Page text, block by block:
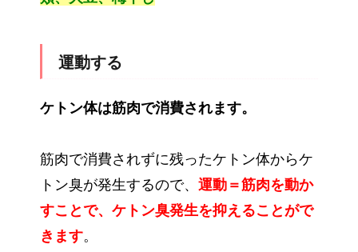
運動する
ケトン体は筋肉で消費されます。
筋肉で消費されずに残ったケトン体からケ
トン臭が発生するので、 運動＝筋肉を動か
すことで、ケトン臭発生を抑えることがで
きます。